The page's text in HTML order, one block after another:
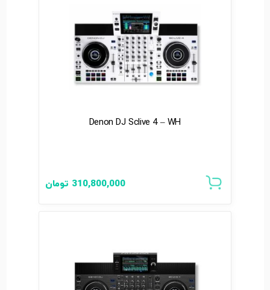
Denon DJ Sclive 4 – WH
310,800,000 تومان